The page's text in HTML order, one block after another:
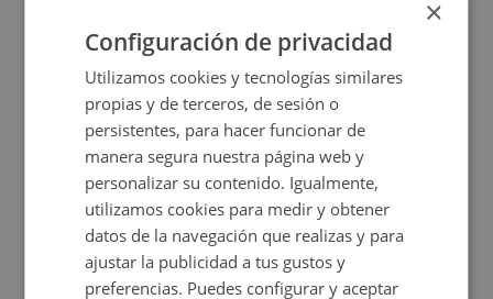
Nave Industrial en venta en HIDALGAS Polígono
×
Configuración de privacidad
Utilizamos cookies y tecnologías similares
propias y de terceros, de sesión o
persistentes, para hacer funcionar de
manera segura nuestra página web y
personalizar su contenido. Igualmente,
utilizamos cookies para medir y obtener
datos de la navegación que realizas y para
ajustar la publicidad a tus gustos y
preferencias. Puedes configurar y aceptar